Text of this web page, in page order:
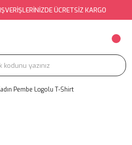
ÜCRETSİZ KARGO